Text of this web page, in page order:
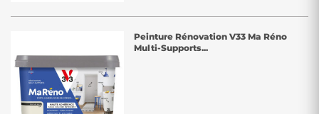
Peinture Rénovation V33 Ma Réno
Multi-Supports...